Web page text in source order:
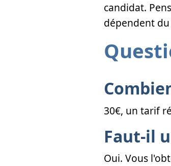
candidat.
dépendent
30€, un tarif
Faut-il
Oui. Vous